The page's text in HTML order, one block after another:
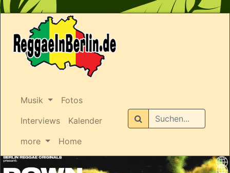
Musik
Fotos
Interviews
Kalender
more
Home
Suchen